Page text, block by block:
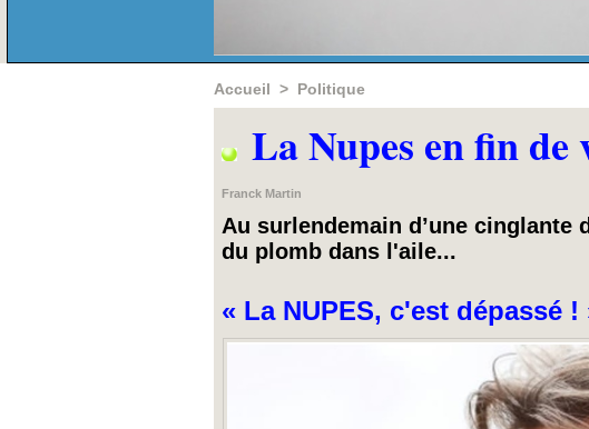
Accueil > Politique
La Nupes en fin de
Franck Martin
Au surlendemain d’une cinglante
du plomb dans l'aile...
« La NUPES, c'est dépassé